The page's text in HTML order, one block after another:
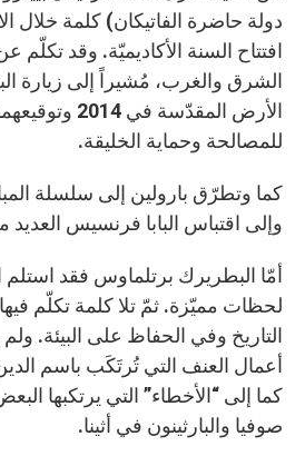
دولة حاضرة الفاتيكان) كلمة خلال
افتتاح السنة الأكاديميّة. وقد تكلّم
الشرق والغرب، مُشيراً إلى زيارة
الأرض المقدّسة في
للمصالحة وحماية الخليقة.
كما وتطرّق بارولين إلى سلسلة
وإلى اقتباس البابا فرنسيس
أمّا البطريرك برتلماوس فقد استلم
لحظات مميّزة. ثمّ تلا كلمة تكلّم
التاريخ وفي الحفاظ على البيئة.
أعمال العنف التي تُرتَكَب باسم
كما إلى “الأخطاء” التي يرتكبها
صوفيا والبارثينون في أثينا.